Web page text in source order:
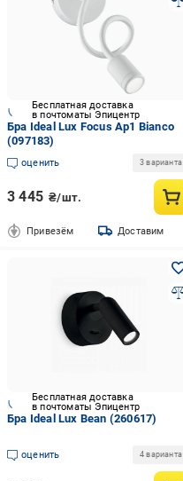
Бесплатная доставка
в почтоматы Эпицентр
Бра Ideal Lux Focus Ap1 Bianco
(097183)
оценить 3 варианта
3 445 ₴/шт.
Привезём Доставим
Бесплатная доставка
в почтоматы Эпицентр
Бра Ideal Lux Bean (260617)
оценить 4 варианта